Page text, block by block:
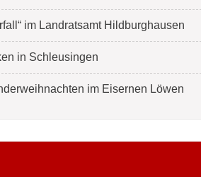
im Landratsamt Hildburghausen
in Schleusingen
im Eisernen Löwen